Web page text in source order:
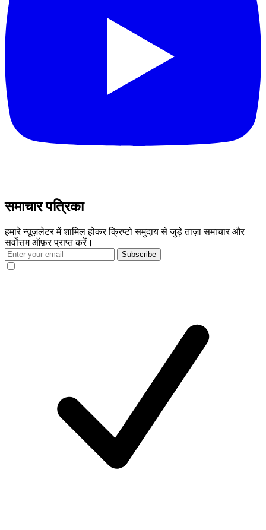
समाचार पत्रिका
हमारे न्यूज़लेटर में शामिल होकर क्रिप्टो समुदाय से जुड़े ताज़ा समाचार और
सर्वोत्तम ऑफ़र प्राप्त करें।
Subscribe